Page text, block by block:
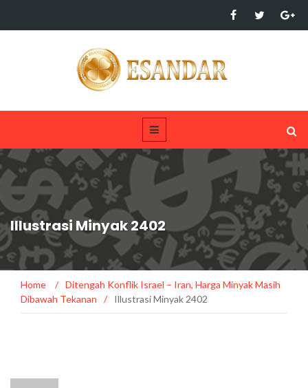
Illustrasi Minyak 2402
Home / Ditengah Konflik Israel – Iran, Harga Minyak Masih
Dibawah Tekanan
/ Illustrasi Minyak 2402